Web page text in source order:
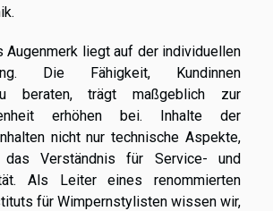
Augenmerk liegt auf der individuellen
Die Fähigkeit, Kundinnen
beraten, trägt maßgeblich zur
erhöhen bei. Inhalte der
nicht nur technische Aspekte,
das Verständnis für Service- und
Als Leiter eines renommierten
für Wimpernstylisten wissen wir,